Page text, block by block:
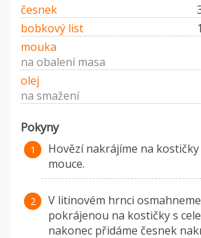
česnek
bobkový list
1
mouka
na obalení masa
olej
na smažení
Pokyny
Hovězí nakrájíme na
mouce.
V litinovém hrnci
pokrájenou na kostičky s
nakonec přidáme česnek